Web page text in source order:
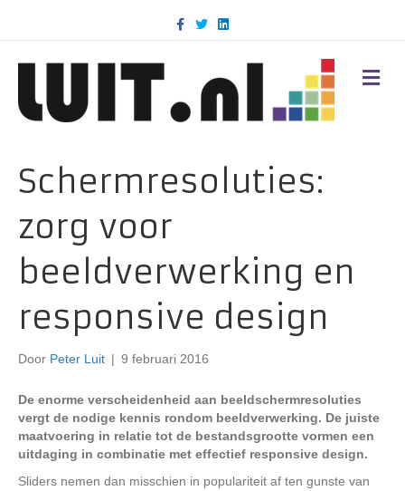
c
k
T
w
i
n
d
M
E
Schermresoluties:
zorg voor
beeldverwerking en
responsive design
Door Peter Luit | 9 februari 2016
De enorme verscheidenheid aan beeldschermresoluties
vergt de nodige kennis rondom beeldverwerking. De juiste
maatvoering in relatie tot de bestandsgrootte vormen een
uitdaging in combinatie met effectief responsive design.
Sliders nemen dan misschien in populariteit af ten gunste van